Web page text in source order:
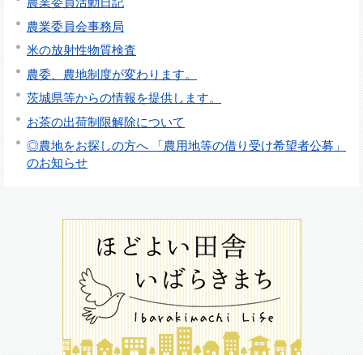
農業委員会事務局
米の放射性物質検査
農委、農地制度が変わります。
茨城県等からの情報を提供します。
お茶の出荷制限解除について
◎農地をお探しの方へ 「農用地等の借り受け希望者公募」
のお知らせ